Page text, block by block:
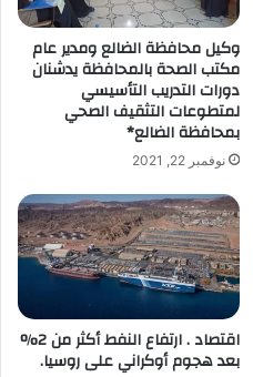
وكيل محافظة الضالع ومدير عام
مكتب الصحة بالمحافظة يدشنان
دورات التدريب التأسيسي
لمتطوعات التثقيف الصحي
بمحافظة الضالع*
نوفمبر 22, 2021
اقتصاد . ارتفاع النفط أكثر من 2%
بعد هجوم أوكراني على روسيا.